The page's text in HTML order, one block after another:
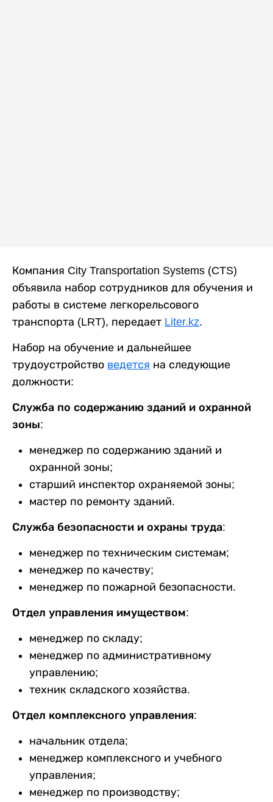
Компания City Transportation Systems (CTS)
объявила набор сотрудников для обучения и
работы в системе легкорельсового
транспорта (LRT), передает Liter.kz.
Набор на обучение и дальнейшее
трудоустройство ведется на следующие
должности:
Служба по содержанию зданий и охранной
зоны:
менеджер по содержанию зданий и
охранной зоны;
старший инспектор охраняемой зоны;
мастер по ремонту зданий.
Служба безопасности и охраны труда:
менеджер по техническим системам;
менеджер по качеству;
менеджер по пожарной безопасности.
Отдел управления имуществом:
менеджер по складу;
менеджер по административному
управлению;
техник складского хозяйства.
Отдел комплексного управления:
начальник отдела;
менеджер комплексного и учебного
управления;
менеджер по производству;